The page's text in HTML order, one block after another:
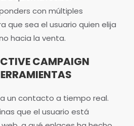
con múltiples
que sea el usuario quien elija
hacia la venta.
CAMPAIGN
un contacto a tiempo real.
que el usuario está